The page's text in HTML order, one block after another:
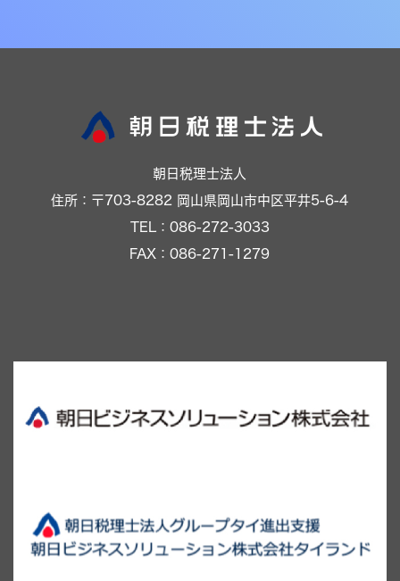
朝日税理士法人
住所：〒703-8282 岡山県岡山市中区平井5-6-4
TEL：086-272-3033
FAX：086-271-1279